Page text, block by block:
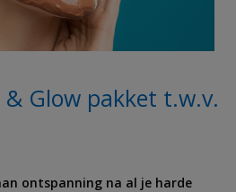
Glow pakket t.w.v.
ontspanning na al je harde